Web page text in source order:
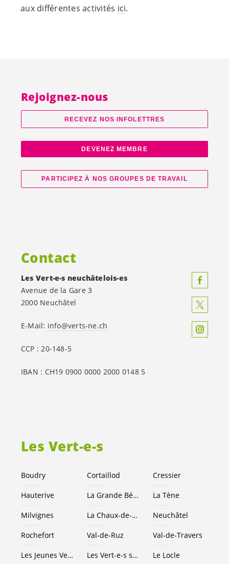
aux différentes activités ici.
Les Vert-e-s
Boudry Cortaillod Cressier
Hauterive La Grande Béroche La Tène
Milvignes La Chaux-de-Fonds Neuchâtel
Rochefort Val-de-Ruz Val-de-Travers
Les Jeunes Vert-e-s NE
Les Vert-e-s suisses Le Locle
Rejoignez-nous
RECEVEZ NOS INFOLETTRES
DEVENEZ MEMBRE
PARTICIPEZ À NOS GROUPES DE TRAVAIL
Contact
Les Vert-e-s neuchâtelois-es
Avenue de la Gare 3
2000 Neuchâtel
E-Mail: info@verts-ne.ch
CCP : 20-148-5
IBAN : CH19 0900 0000 2000 0148 5